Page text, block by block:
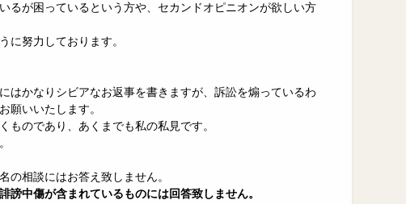
るが困っているという方や、セカンドオピニオンが欲しい方
に努力しております。
はかなりシビアなお返事を書きますが、訴訟を煽っているわ
願いいたします。
ものであり、あくまでも私の私見です。
の相談にはお答え致しません。
中傷が含まれているものには回答致しません。